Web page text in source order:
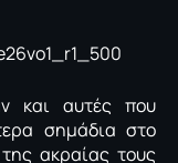
και αυτές που
σημάδια στο
ακραίας τους